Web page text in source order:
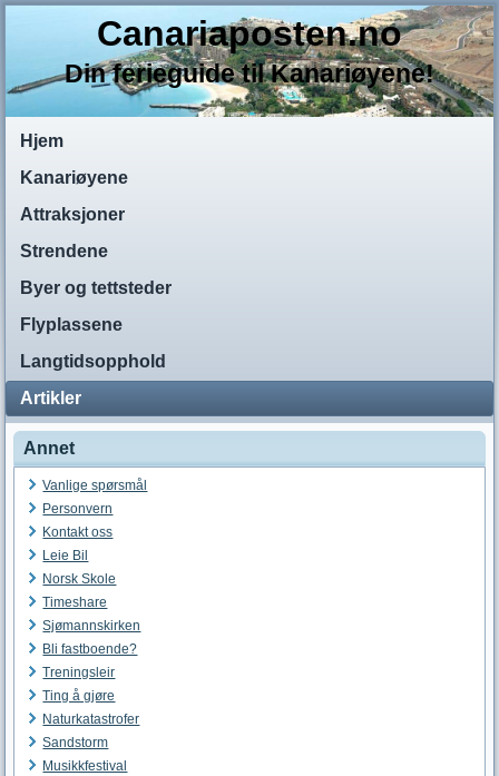
Canariaposten.no
Din ferieguide til Kanariøyene!
Hjem
Kanariøyene
Attraksjoner
Strendene
Byer og tettsteder
Flyplassene
Langtidsopphold
Artikler
Annet
Vanlige spørsmål
Personvern
Kontakt oss
Leie Bil
Norsk Skole
Timeshare
Sjømannskirken
Bli fastboende?
Treningsleir
Ting å gjøre
Naturkatastrofer
Sandstorm
Musikkfestival